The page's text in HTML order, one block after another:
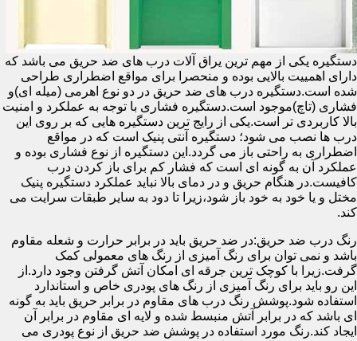
دستگیره یکی از مهم ترین یراق آلات درب های ضد حریق می باشد که
دارای اهمییت بالایی بوده و منحصرا برای مواقع اضطراری طراحی
شده است.دستگیره درب های ضد حریق در دو نوع اهرمی (میله ای)و
فشاری (تاچ)موجود است.دستگیره فشاری با توجه به عملکرد و امنیت
بالا کاربردی تر است.یکی از رایج ترین دستگیره هایی که بر روی این
درب ها نصب می شود؛ دستگیره آنتی پنیک است که در مواقع
اضطراری به راحتی باز می گردد.این دستگیره از نوع فشاری بوده و
عملکرد آن به گونه ای است که فشار کم برای باز کردن درب
کافیست.در هنگام حریق و در دمای بالا نباید عملکرد دستگیره پنیک
مختل و یا خود به خود باز شود،زیرا تا دود به سایر طبقات سرایت می
کند.
رنگ درب ضد حریق:در ضد حریق باید در برابر حرارت و شعله مقاوم
باشد و نمی توان برای رنگ آمیزی از رنگ های معمولی کمک
گرفت.زیرا با کوچک ترین جرقه ای امکان آتش گرفتن وجود دارد.از
این رو باید برای رنگ آمیزی از رنگ های پودری خاص و استاندارد
استفاده شود.پوشش رنگ درب های مقاوم در برابر حریق باید به گونه
ای باشد که در برابر آتش منبسط شده و لایه ای مقاوم در برابر آن
ایجاد کند.رنگ مورد استفاده در پوشش ضد حریق از نوع پودری می